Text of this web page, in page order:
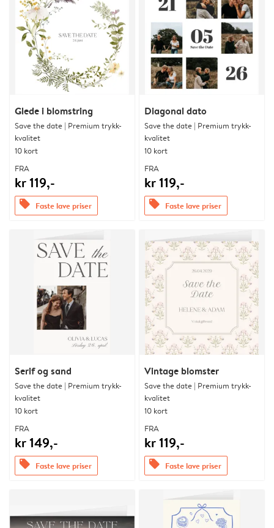
Glede i blomstring
Save the date | Premium trykk-
kvalitet
10 kort
FRA
kr 119,-
offers Faste lave priser
Diagonal dato
Save the date | Premium trykk-
kvalitet
10 kort
FRA
kr 119,-
offers Faste lave priser
Serif og sand
Save the date | Premium trykk-
kvalitet
10 kort
FRA
kr 149,-
offers Faste lave priser
Vintage blomster
Save the date | Premium trykk-
kvalitet
10 kort
FRA
kr 119,-
offers Faste lave priser